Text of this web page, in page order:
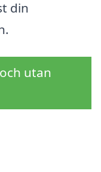
din
utan